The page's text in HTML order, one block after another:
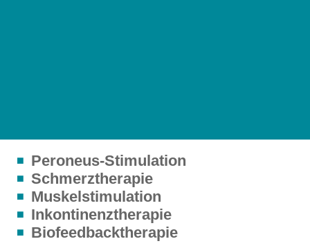
Peroneus-Stimulation
Schmerztherapie
Muskelstimulation
Inkontinenztherapie
Biofeedbacktherapie